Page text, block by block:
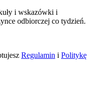
i wskazówki i
odbiorczej co tydzień.
Regulamin i Politykę